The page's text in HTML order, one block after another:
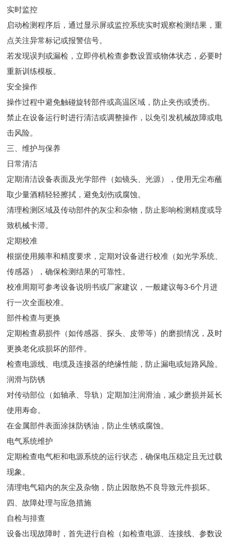
实时监控
启动检测程序后，通过显示屏或监控系统实时观察检测结果，重
点关注异常标记或报警信号。
若发现误判或漏检，立即停机检查参数设置或物体状态，必要时
重新训练模板。
安全操作
操作过程中避免触碰旋转部件或高温区域，防止夹伤或烫伤。
禁止在设备运行时进行清洁或调整操作，以免引发机械故障或电
击风险。
三、维护与保养
日常清洁
定期清洁设备表面及光学部件（如镜头、光源），使用无尘布蘸
取少量酒精轻轻擦拭，避免划伤或腐蚀。
清理检测区域及传动部件的灰尘和杂物，防止影响检测精度或导
致机械卡滞。
定期校准
根据使用频率和精度要求，定期对设备进行校准（如光学系统、
传感器），确保检测结果的可靠性。
校准周期可参考设备说明书或厂家建议，一般建议每3-6个月进
行一次全面校准。
部件检查与更换
定期检查易损件（如传感器、探头、皮带等）的磨损情况，及时
更换老化或损坏的部件。
检查电源线、电缆及连接器的绝缘性能，防止漏电或短路风险。
润滑与防锈
对传动部位（如轴承、导轨）定期加注润滑油，减少磨损并延长
使用寿命。
在金属部件表面涂抹防锈油，防止生锈或腐蚀。
电气系统维护
定期检查电气柜和电源系统的运行状态，确保电压稳定且无过载
现象。
清理电气箱内的灰尘及杂物，防止因散热不良导致元件损坏。
四、故障处理与应急措施
自检与排查
设备出现故障时，首先进行自检（如检查电源、连接线、参数设